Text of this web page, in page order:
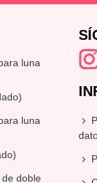
luna
luna
doble